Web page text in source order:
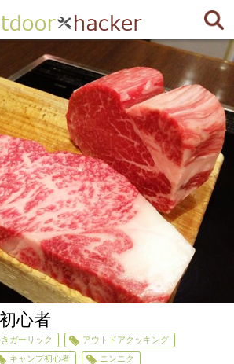
心者
ガーリック
アウトドアクッキング
キャンプ初心者
ニンニク